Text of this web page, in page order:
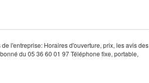
l'entreprise: Horaires d'ouverture, prix, les avis des
du 05 36 60 01 97 Téléphone fixe, portable,